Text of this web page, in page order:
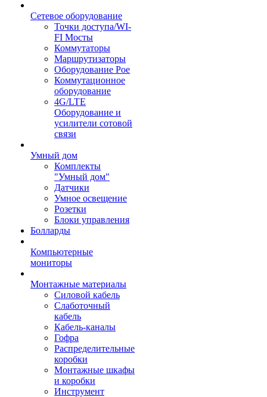
Сетевое оборудование
Точки доступа/WI-
FI Мосты
Коммутаторы
Маршрутизаторы
Оборудование Poe
Коммутационное
оборудование
4G/LTE
Оборудование и
усилители сотовой
связи
Умный дом
Комплекты
"Умный дом"
Датчики
Умное освещение
Розетки
Блоки управления
Болларды
Компьютерные
мониторы
Монтажные материалы
Силовой кабель
Слаботочный
кабель
Кабель-каналы
Гофра
Распределительные
коробки
Монтажные шкафы
и коробки
Инструмент